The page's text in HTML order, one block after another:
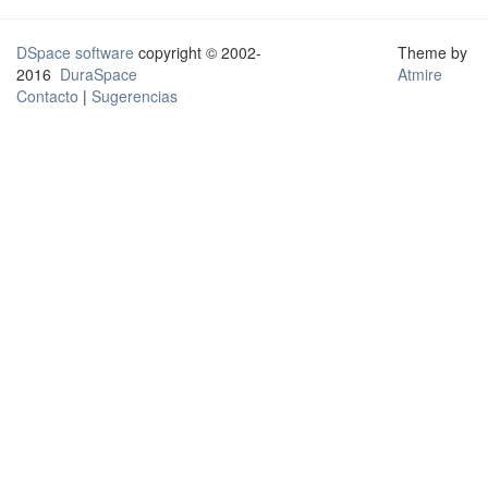
DSpace software copyright © 2002-
2016 DuraSpace
Contacto | Sugerencias
Theme by
Atmire